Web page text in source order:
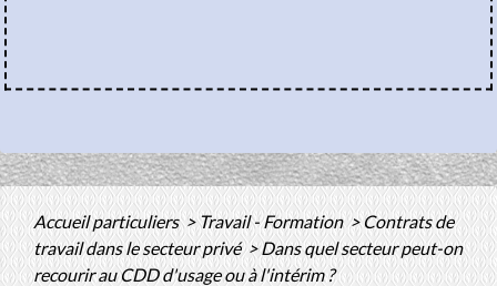
Accueil particuliers>Travail - Formation> Contrats de
travail dans le secteur privé> Dans quel secteur peut-on
recourir au CDD d'usage ou à l'intérim ?